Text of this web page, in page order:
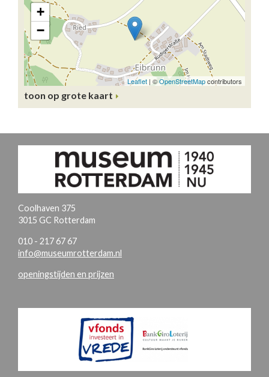
toon op grote kaart
Coolhaven 375
3015 GC Rotterdam
010 - 217 67 67
info@museumrotterdam.nl
openingstijden en prijzen